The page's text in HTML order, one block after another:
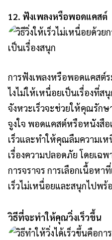
12. ฟังเพลงหรือพอดแคสต์
การฟังเพลงหรือพอดแคสต์ร
ไงไม่ให้เหนื่อยเป็นเรื่องที่ส
จังหวะเร็วจะช่วยให้คุณรักษ
จูงใจ พอดแคสต์หรือหนังสือ
เร็วและทำให้คุณลืมความเห
เรื่องความปลอดภัย โดยเฉ
การจราจร การเลือกเนื้อหา
เร็วไม่เหนื่อยและสนุกไปพร้
วิธีที่จะทำให้คุณวิ่งเร็วขึ้น